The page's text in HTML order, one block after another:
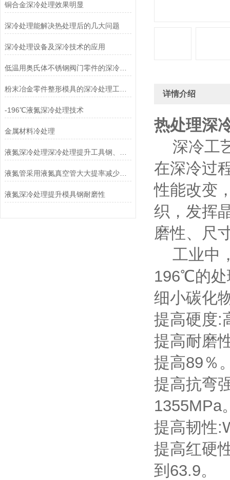
铜合金深冷处理效果明显
深冷处理能解决热处理后的几大问题
深冷处理设备及深冷技术的应用
低温用奥氏体不锈钢阀门零件的深冷处理
-196℃液氮深冷处理技术
金属材料冷处理
液氮管采用液氮真空管大大提率减少液氮损耗
液氮深冷处理提升模具钢耐磨性
详情介绍
热处理深
深冷工
在深冷过
性能改变
织，发挥
磨性、尺
工业中
196℃的处
细小碳化
提高硬度:
提高耐磨
提高89％
提高抗弯
1355MPa
提高韧性
提高红硬
到63.9。